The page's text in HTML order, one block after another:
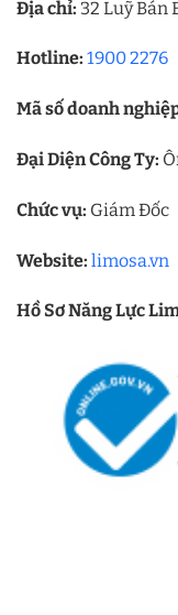
Địa chỉ: 32 Luỹ Bán
Hotline: 1900 2276
Mã số doanh
Đại Diện Công Ty:
Chức vụ: Giám Đốc
Website: limosa.vn
Hồ Sơ Năng Lực